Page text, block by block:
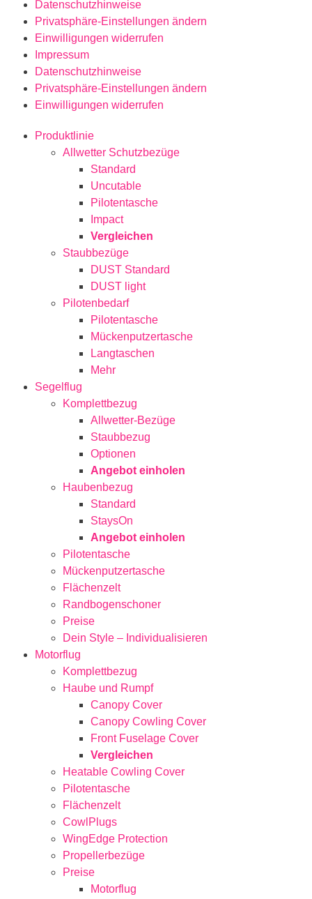
Datenschutzhinweise
Privatsphäre-Einstellungen ändern
Einwilligungen widerrufen
Impressum
Datenschutzhinweise
Privatsphäre-Einstellungen ändern
Einwilligungen widerrufen
Produktlinie
Allwetter Schutzbezüge
Standard
Uncutable
Pilotentasche
Impact
Vergleichen
Staubbezüge
DUST Standard
DUST light
Pilotenbedarf
Pilotentasche
Mückenputzertasche
Langtaschen
Mehr
Segelflug
Komplettbezug
Allwetter-Bezüge
Staubbezug
Optionen
Angebot einholen
Haubenbezug
Standard
StaysOn
Angebot einholen
Pilotentasche
Mückenputzertasche
Flächenzelt
Randbogenschoner
Preise
Dein Style – Individualisieren
Motorflug
Komplettbezug
Haube und Rumpf
Canopy Cover
Canopy Cowling Cover
Front Fuselage Cover
Vergleichen
Heatable Cowling Cover
Pilotentasche
Flächenzelt
CowlPlugs
WingEdge Protection
Propellerbezüge
Preise
Motorflug